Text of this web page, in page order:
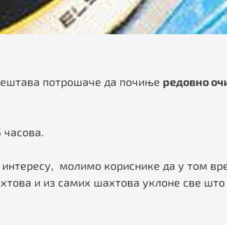
потрошаче да почиње редовно
часова.
молимо кориснике да у том
и из самих шахтова уклоне све